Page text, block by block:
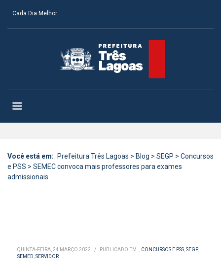
Cada Dia Melhor
Você está em: Prefeitura Três Lagoas > Blog > SEGP > Concursos
e PSS > SEMEC convoca mais professores para exames
admissionais
QUINTA-FEIRA, 24 MARÇO 2022 / PUBLICADO EM ., CONCURSOS E PSS,SEGP,
SEMED,SERVIDOR